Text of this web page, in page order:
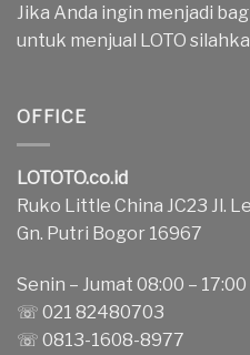
Jika Anda ingin menjadi
untuk menjual LOTO
OFFICE
LOTOTO.co.id
Ruko Little China JC23 Jl.
Gn. Putri Bogor 16967
Senin – Jumat 08:00 – 17:00
☏ 021 82480703
☏ 0813-1608-8977